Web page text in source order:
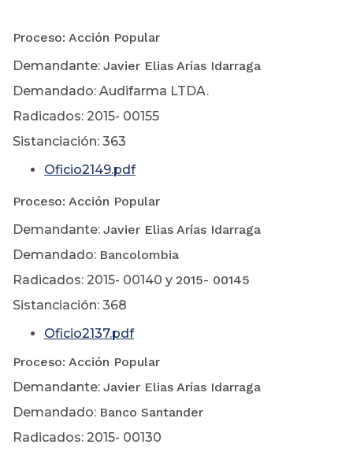
Proceso: Acción Popular
Demandante: Javier Elias Arías Idarraga
Demandado: Audifarma LTDA.
Radicados: 2015- 00155
Sistanciación: 363
Oficio2149.pdf
Proceso: Acción Popular
Demandante: Javier Elias Arías Idarraga
Demandado: Bancolombia
Radicados: 2015- 00140 y 2015- 00145
Sistanciación: 368
Oficio2137.pdf
Proceso: Acción Popular
Demandante: Javier Elias Arías Idarraga
Demandado: Banco Santander
Radicados: 2015- 00130